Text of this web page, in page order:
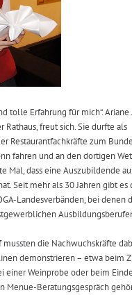
tolle Erfahrung für mich“. Ariane
freut sich. Sie durfte als
Restaurantfachkräfte zum
fahren und an den dortigen
Mal, dass eine Auszubildende
Seit mehr als 30 Jahren gibt es
Landesverbänden, bei denen
mussten die Nachwuchskräfte
demonstrieren – etwa beim
einer Weinprobe oder beim
Menue-Beratungsgespräch